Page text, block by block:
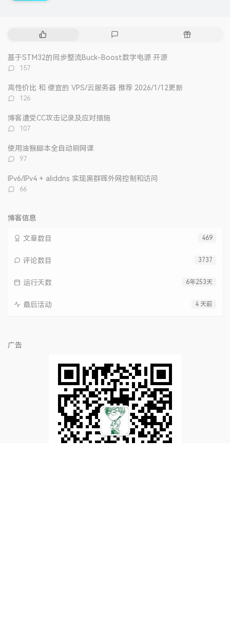
热
文
评
随
基于STM32的同步整流Buck-Boost数字电源 开源
评
数：
157
高性价比 和 便宜的 VPS/云服务器 推荐 2026/1/12更新
评
数：
126
博客遭受CC攻击记录及应对措施
评
数：
107
使用油猴脚本全自动刷网课
评
数：
97
IPv6/IPv4 + aliddns 实现黑群晖外网控制和访问
评
66
博客信息
469
文章数目
3737
评论数目
6年253天
运行天数
4 天前
最后活动
广告